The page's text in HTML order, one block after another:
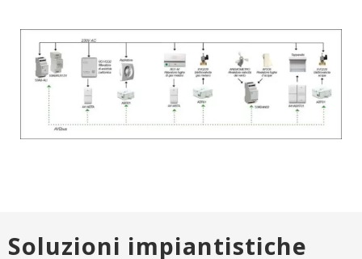
Soluzioni impiantistiche